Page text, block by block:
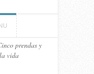
prendas y
vida